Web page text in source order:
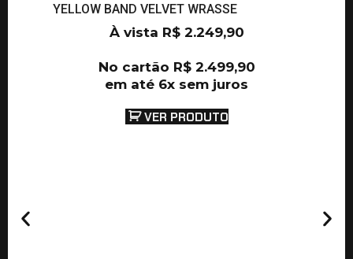
YELLOW BAND VELVET WRASSE
À vista R$2.249,90
No cartão R$2.499,90
em até 6x sem juros
VER PRODUTO